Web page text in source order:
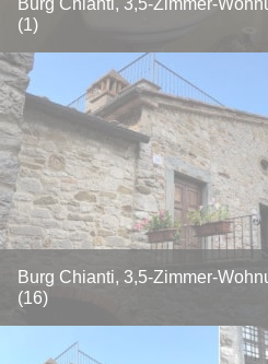
Burg Chianti, 3,5-Zimmer-
(1)
Burg Chianti, 3,5-Zimmer-
(16)